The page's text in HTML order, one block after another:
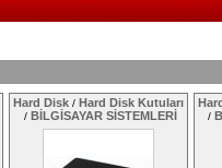
Hard Disk / Hard Disk Kutuları
/ BİLGİSAYAR SİSTEMLERİ /